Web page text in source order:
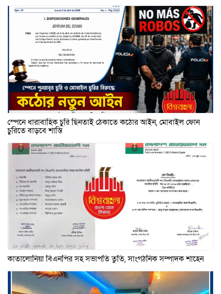
স্পেনে ধারাবাহিক চুরি ছিনতাই ঠেকাতে কঠোর আইন, মোবাইল ফোন
চুরিতে বাড়বে শাস্তি
কাতালোনিয়া বিএনপির সহ সভাপতি তুতি, সাংগঠনিক সম্পাদক শাহেন